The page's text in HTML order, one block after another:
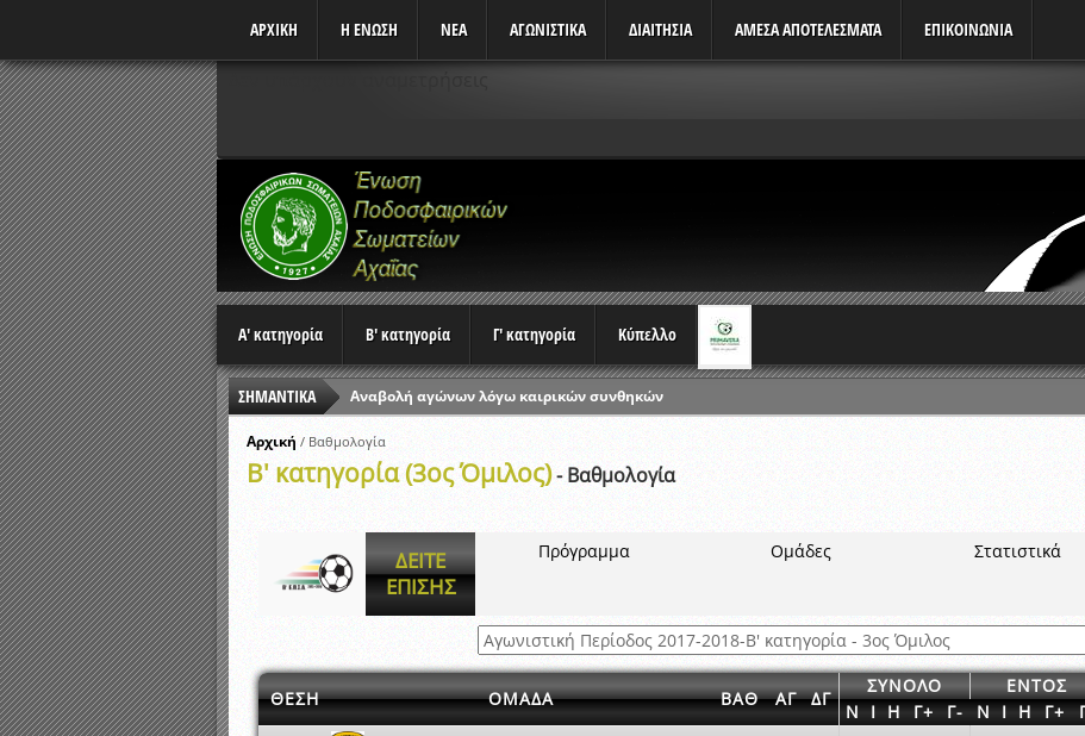
ΑΡΧΙΚΗ Η ΕΝΩΣΗ ΝΕΑ ΑΓΩΝΙΣΤΙΚΆ ΔΙΑΙΤΗΣΙΑ ΑΜΕΣΑ ΑΠΟΤΕΛΕΣΜΑΤΑ ΕΠΙΚΟΙΝΩΝΙΑ
Α' κατηγορία Β' κατηγορία Γ' κατηγορία Κύπελλο
ΣΗΜΑΝΤΙΚΑ
Αναβολή αγώνων λόγω καιρικών συνθηκών
Ώρες έναρξης αγώνων Πρωταθλημάτων
Αποτελέσματα επαναληπτικών γραπτών εξετάσεων και αγωνιστικών δοκιμασιών διαιτητών και
Αποτελέσματα γραπτών εξετάσεων Σεμιναρίου προεπιλογής Διαιτητών και Παρατηρητών ΕΠΣΑ
Καταρτισμός ομάδων ανα όμιλο
Αρχική / Βαθμολογία
Β' κατηγορία (3ος Όμιλος)- Βαθμολογία
ΔΕΙΤΕ
ΕΠΙΣΗΣ
Πρόγραμμα Ομάδες Στατιστικά
ΘΕΣΗ ΟΜΑΔΑ ΒΑΘ ΑΓ ΔΓ
ΣΥΝΟΛΟ ΕΝΤΟΣ
Ν Ι Η Γ+ Γ- Ν Ι Η Γ+